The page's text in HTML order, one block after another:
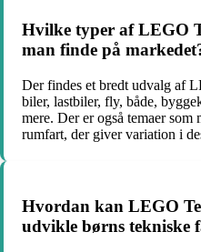
Hvilke typer af LEGO
man finde på
Der findes et bredt udvalg af
biler, lastbiler, fly, både,
mere. Der er også temaer
rumfart, der giver variation i
Hvordan kan LEGO
udvikle børns tekniske